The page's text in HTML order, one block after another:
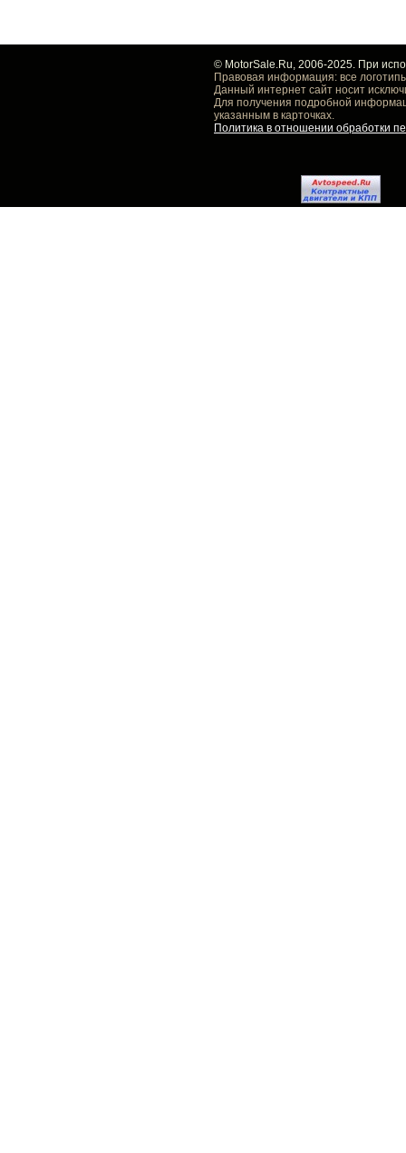
© MotorSale.Ru, 2006-2025. При
Правовая информация: все
Данный интернет сайт носит
Для получения подробной
указанным в карточках.
Политика в отношении обработки